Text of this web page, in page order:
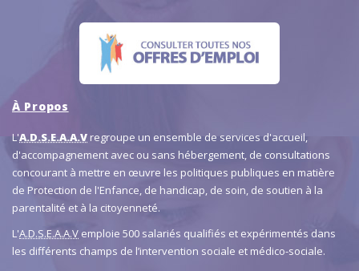
À Propos
L'A.D.S.E.A.A.Vregroupe un ensemble de services d'accueil,
d'accompagnement avec ou sans hébergement, de consultations
concourant à mettre en œuvre les politiques publiques en matière
de Protection de l'Enfance, de handicap, de soin, de soutien à la
parentalité et à la citoyenneté.
L'A.D.S.E.A.A.V emploie 500 salariés qualifiés et expérimentés dans
les différents champs de l’intervention sociale et médico-sociale.